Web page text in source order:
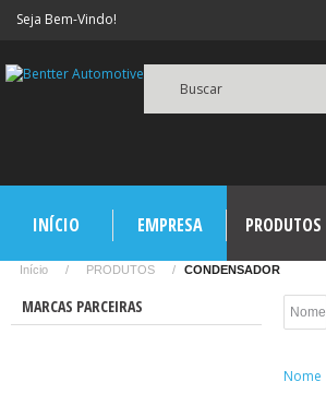
Seja Bem-Vindo!
Buscar
INÍCIO EMPRESA PRODUTOS
Início / PRODUTOS / CONDENSADOR
Nome
Nome
MARCAS PARCEIRAS